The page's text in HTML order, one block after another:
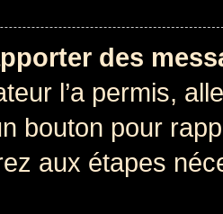
des
l’a permis,
bouton pour
aux étapes